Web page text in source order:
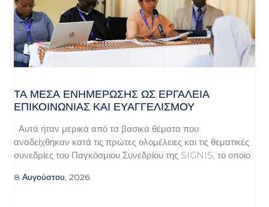
ΤΑ ΜΈΣΑ ΕΝΗΜΈΡΩΣΗΣ ΩΣ ΕΡΓΑΛΕΊΑ
ΕΠΙΚΟΙΝΩΝΊΑΣ ΚΑΙ ΕΥΑΓΓΕΛΙΣΜΟΎ
Αυτά ήταν μερικά από τα βασικά θέματα που
αναδείχθηκαν κατά τις πρώτες ολομέλειες και τις θεματικές
συνεδρίες του Παγκόσμιου Συνεδρίου της SIGNIS, το οποίο
8 Αυγούστου, 2026